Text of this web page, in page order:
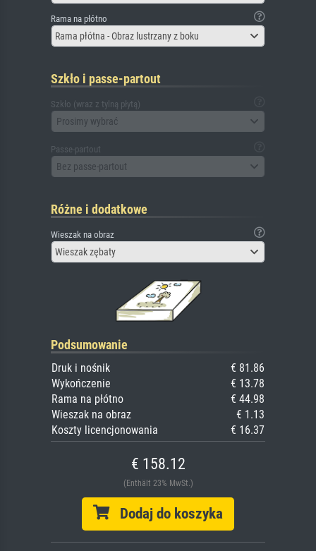
Rama na płótno
Rama płótna - Obraz lustrzany z boku
Szkło i passe-partout
Szkło (wraz z tylną płytą)
Prosimy wybrać
Passe-partout
Bez passe-partout
Różne i dodatkowe
Wieszak na obraz
Wieszak zębaty
Podsumowanie
Druk i nośnik
€ 81.86
Wykończenie
€ 13.78
Rama na płótno
€ 44.98
Wieszak na obraz
€ 1.13
Koszty licencjonowania
€ 16.37
€ 158.12
(Enthält 23% MwSt.)
Dodaj do koszyka